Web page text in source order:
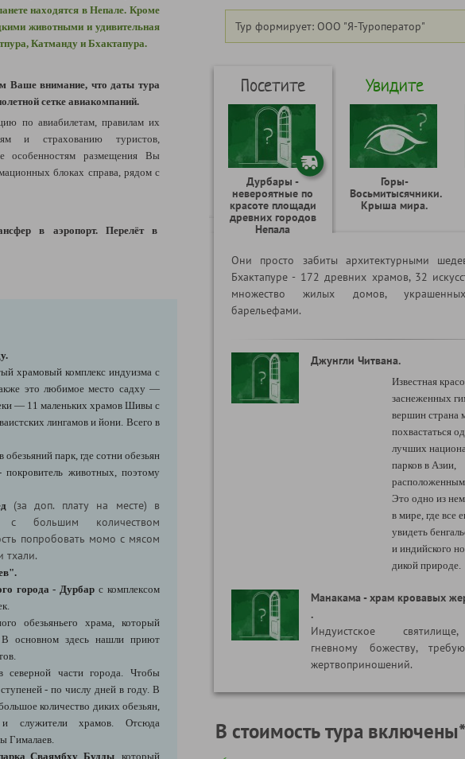
находятся в Непале. Кроме
животными и удивительная
Катманду и Бхактапура.
Ваше внимание, что даты тура
сетке авиакомпаний.
по авиабилетам, правилам их
и страхованию туристов,
особенностям размещения Вы
блоках справа, рядом с
в аэропорт.Перелётв
храмовый комплекс индуизма с
это любимое место садху —
— 11 маленьких храмов Шивы с
лингамов и йони. Всего в
парк, где сотни обезьян
животных, поэтому
(за доп. плату на месте) в
с большим количеством
попробовать момо с мясом
тхали.
города - Дурбар с комплексом
обезьяньего храма, который
В основном здесь нашли приют
северной части города. Чтобы
- по числу дней в году. В
количество диких обезьян,
служители храмов. Отсюда
Гималаев.
Сваямбху Будды, который
Тур формирует: ООО "Я-Туроператор"
Посетите
Дурбары -
невероятные по
красоте площади
древних городов
Непала
Увидите
Горы-
Восьмитысячники.
Крыша мира.
Они просто забиты архитектурными
Бхактапуре - 172 древних храмов, 32
множество жилых домов,
барельефами.
Джунгли Читвана.
Известная
заснеженных
вершин страна
похвастаться
лучших
парков в Азии,
расположенным
Это одно из
в мире, где все
увидеть
и индийского
дикой природе.
Манакама - храм кровавых
.
Индуистское
гневному божеству,
жертвоприношений.
В стоимость тура